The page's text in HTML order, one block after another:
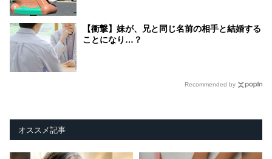
【衝撃】妹が、兄と同じ名前の相手と結婚する
ことになり…？
Recommended by
オススメ記事